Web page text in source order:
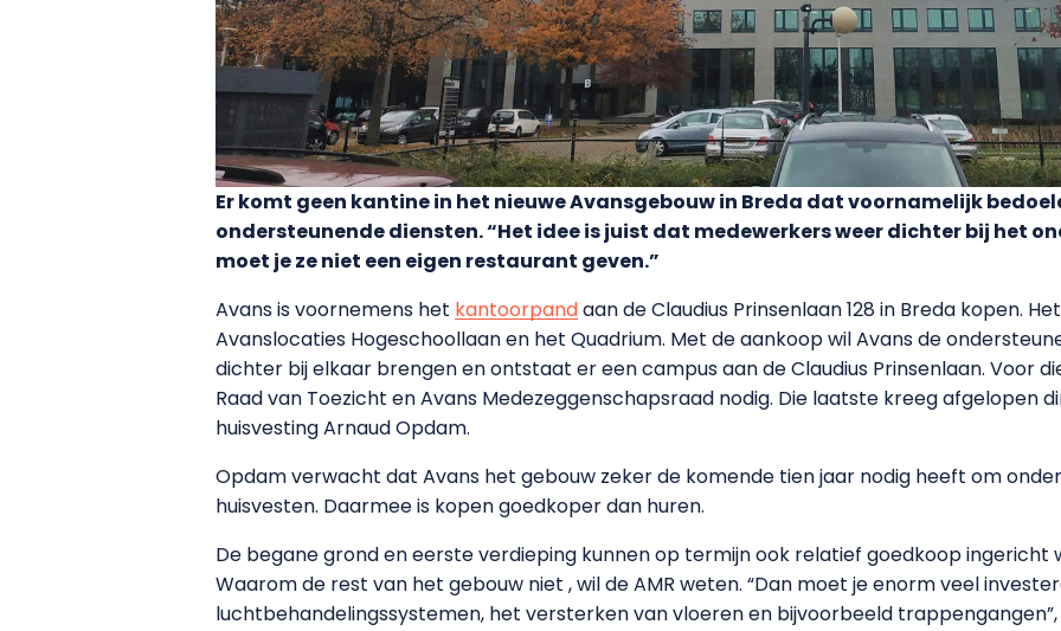
Er komt geen kantine in het nieuwe Avansgebouw in Breda dat voornamelijk
ondersteunende diensten. “Het idee is juist dat medewerkers weer dichter bij het
moet je ze niet een eigen restaurant geven.”
Avans is voornemens het kantoorpandaan de Claudius Prinsenlaan 128 in Breda kopen.
Avanslocaties Hogeschoollaan en het Quadrium. Met de aankoop wil Avans de
dichter bij elkaar brengen en ontstaat er een campus aan de Claudius Prinsenlaan. Voor
Raad van Toezicht en Avans Medezeggenschapsraad nodig. Die laatste kreeg afgelopen
huisvesting Arnaud Opdam.
Opdam verwacht dat Avans het gebouw zeker de komende tien jaar nodig heeft om
huisvesten. Daarmee is kopen goedkoper dan huren.
De begane grond en eerste verdieping kunnen op termijn ook relatief goedkoop
Waarom de rest van het gebouw niet , wil de AMR weten. “Dan moet je enorm veel
luchtbehandelingssystemen, het versterken van vloeren en bijvoorbeeld